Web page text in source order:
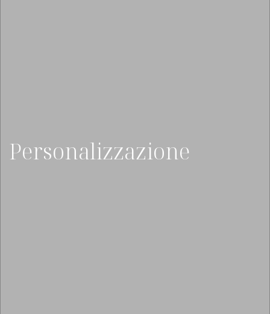
Personalizzazione